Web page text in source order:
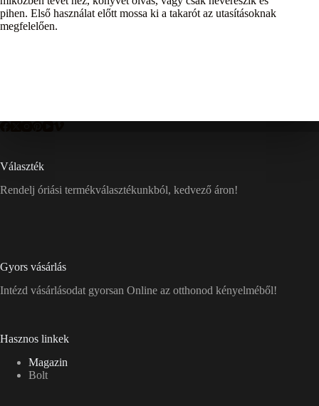
pihen. Első használat előtt mossa ki a takarót az utasításoknak
megfelelően.
Választék
Rendelj óriási termékválasztékunkból, kedvező áron!
Gyors vásárlás
Intézd vásárlásodat gyorsan Online az otthonod kényelméből!
Hasznos linkek
Magazin
Bolt